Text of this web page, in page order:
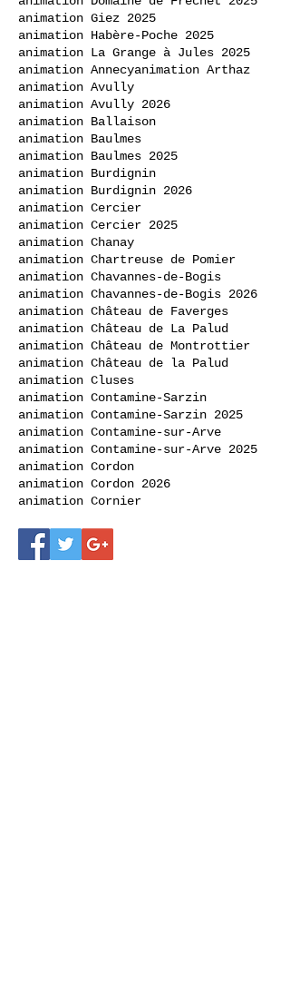
animation Giez 2025
animation Habère-Poche 2025
animation La Grange à Jules 2025
animation Annecyanimation Arthaz
animation Avully
animation Avully 2026
animation Ballaison
animation Baulmes
animation Baulmes 2025
animation Burdignin
animation Burdignin 2026
animation Cercier
animation Cercier 2025
animation Chanay
animation Chartreuse de Pomier
animation Chavannes-de-Bogis
animation Chavannes-de-Bogis 2026
animation Château de Faverges
animation Château de La Palud
animation Château de Montrottier
animation Château de la Palud
animation Cluses
animation Contamine-Sarzin
animation Contamine-Sarzin 2025
animation Contamine-sur-Arve
animation Contamine-sur-Arve 2025
animation Cordon
animation Cordon 2026
animation Cornier